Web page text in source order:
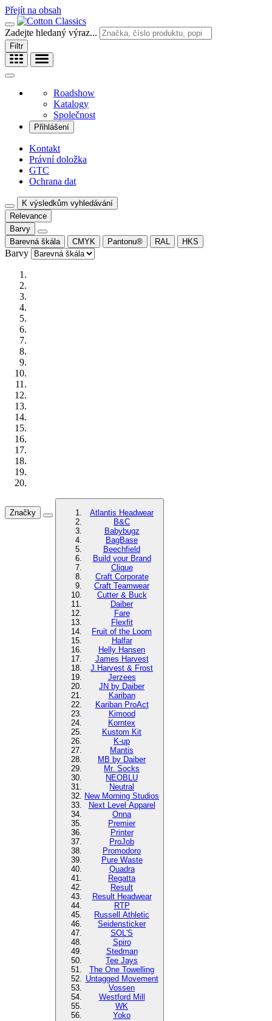
Přejít na obsah
Zadejte hledaný výraz...
Filtr
Roadshow
Katalogy
Společnost
Přihlášení
Kontakt
Právní doložka
GTC
Ochrana dat
K výsledkům vyhledávání
Relevance
Barvy
Barevná škála
CMYK Pantonu® RAL HKS
Barvy
Značky
Atlantis Headwear
B&C
Babybugz
BagBase
Beechfield
Build your Brand
Clique
Craft Corporate
Craft Teamwear
Cutter & Buck
Daiber
Fare
Flexfit
Fruit of the Loom
Halfar
Helly Hansen
James Harvest
J.Harvest & Frost
Jerzees
JN by Daiber
Kariban
Kariban ProAct
Kimood
Korntex
Kustom Kit
K-up
Mantis
MB by Daiber
Mr. Socks
NEOBLU
Neutral
New Morning Studios
Next Level Apparel
Onna
Premier
Printer
ProJob
Promodoro
Pure Waste
Quadra
Regatta
Result
Result Headwear
RTP
Russell Athletic
Seidensticker
SOL'S
Spiro
Stedman
Tee Jays
The One Towelling
Untagged Movement
Vossen
Westford Mill
WK
Yoko